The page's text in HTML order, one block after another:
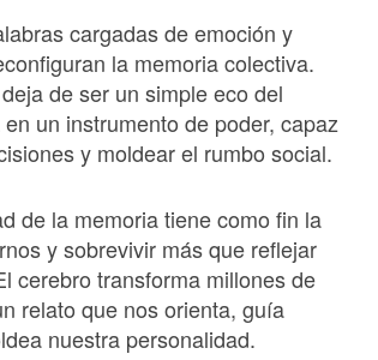
cargadas de emoción y
la memoria colectiva.
de ser un simple eco del
un instrumento de poder, capaz
y moldear el rumbo social.
de la memoria tiene como fin la
y sobrevivir más que reflejar
cerebro transforma millones de
relato que nos orienta, guía
nuestra personalidad.